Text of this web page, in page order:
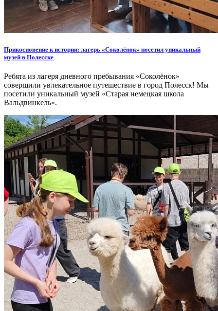
Прикосновение к истории: лагерь «Соколёнок» посетил уникальный
музей в Полесске
Ребята из лагеря дневного пребывания «Соколёнок»
совершили увлекательное путешествие в город Полесск! Мы
посетили уникальный музей «Старая немецкая школа
Вальдвинкель».